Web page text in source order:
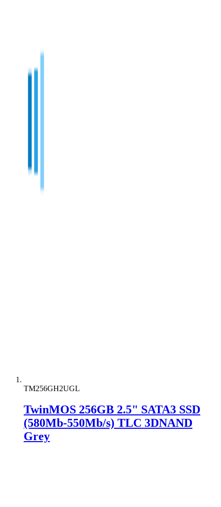
TM256GH2UGL
TwinMOS 256GB 2.5" SATA3 SSD
(580Mb-550Mb/s) TLC 3DNAND
Grey